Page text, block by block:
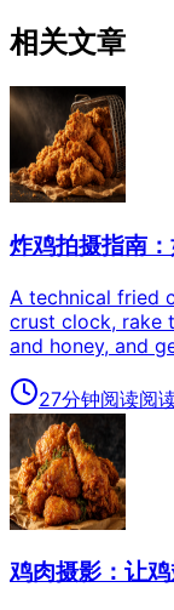
相关文章
炸鸡拍摄指南
A technical fried
crust clock, rake
and honey, and
27分钟阅读阅
鸡肉摄影：让